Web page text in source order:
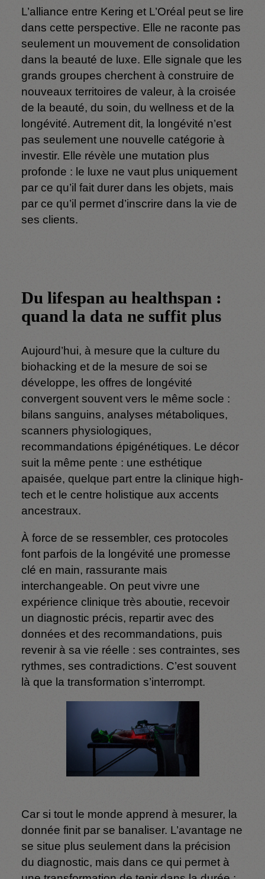
L’alliance entre Kering et L’Oréal peut se lire
dans cette perspective. Elle ne raconte pas
seulement un mouvement de consolidation
dans la beauté de luxe. Elle signale que les
grands groupes cherchent à construire de
nouveaux territoires de valeur, à la croisée
de la beauté, du soin, du wellness et de la
longévité. Autrement dit, la longévité n’est
pas seulement une nouvelle catégorie à
investir. Elle révèle une mutation plus
profonde : le luxe ne vaut plus uniquement
par ce qu’il fait durer dans les objets, mais
par ce qu’il permet d’inscrire dans la vie de
ses clients.
Du lifespan au healthspan :
quand la data ne suffit plus
Aujourd’hui, à mesure que la culture du
biohacking et de la mesure de soi se
développe, les offres de longévité
convergent souvent vers le même socle :
bilans sanguins, analyses métaboliques,
scanners physiologiques,
recommandations épigénétiques. Le décor
suit la même pente : une esthétique
apaisée, quelque part entre la clinique high-
tech et le centre holistique aux accents
ancestraux.
À force de se ressembler, ces protocoles
font parfois de la longévité une promesse
clé en main, rassurante mais
interchangeable. On peut vivre une
expérience clinique très aboutie, recevoir
un diagnostic précis, repartir avec des
données et des recommandations, puis
revenir à sa vie réelle : ses contraintes, ses
rythmes, ses contradictions. C’est souvent
là que la transformation s’interrompt.
Car si tout le monde apprend à mesurer, la
donnée finit par se banaliser. L’avantage ne
se situe plus seulement dans la précision
du diagnostic, mais dans ce qui permet à